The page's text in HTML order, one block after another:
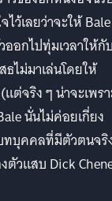
ว้เลยว่าจะให้ Bale
อกไปทุ่มเวลาให้กั
ธไม่มาเล่นโดยให้
ต่จริง ๆ น่าจะเพร
นั่นไม่ค่อยเกี่ยง
ทบุคคลที่มีตัวตนจริ
ตัวแสบ Dick